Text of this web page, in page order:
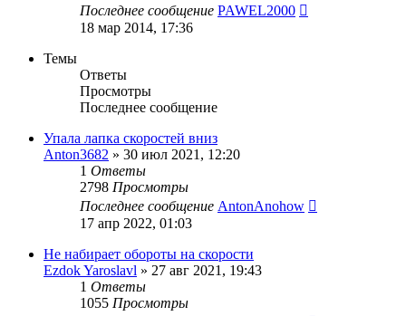
Последнее сообщение PAWEL2000
18 мар 2014, 17:36
Темы
Ответы
Просмотры
Последнее сообщение
Упала лапка скоростей вниз
Anton3682 » 30 июл 2021, 12:20
1 Ответы
2798 Просмотры
Последнее сообщение AntonAnohow
17 апр 2022, 01:03
Не набирает обороты на скорости
Ezdok Yaroslavl » 27 авг 2021, 19:43
1 Ответы
1055 Просмотры